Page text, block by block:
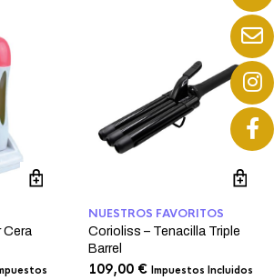
Cera
NUESTROS FAVORITOS
Corioliss – Tenacilla Triple
Barrel
109,00 € Impuestos Incluidos